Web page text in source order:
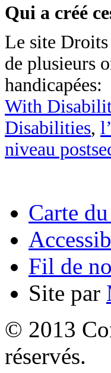
Qui a créé
Le site
de plusieurs
With
Disabilities,
niveau
Carte
Fil de
Site par
© 2013
réservés.